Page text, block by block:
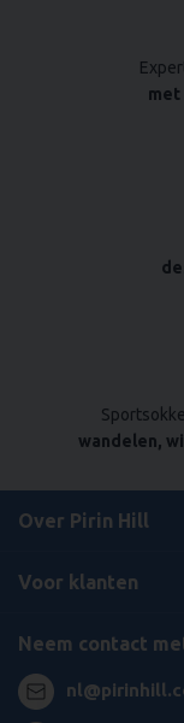
met
wandelen,
Over Pirin Hill
Voor klanten
Neem contact